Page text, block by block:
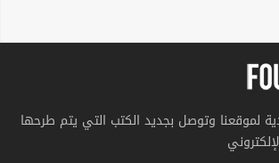
لموقعنا وتوصل بجديد الكتب التي يتم طرحها